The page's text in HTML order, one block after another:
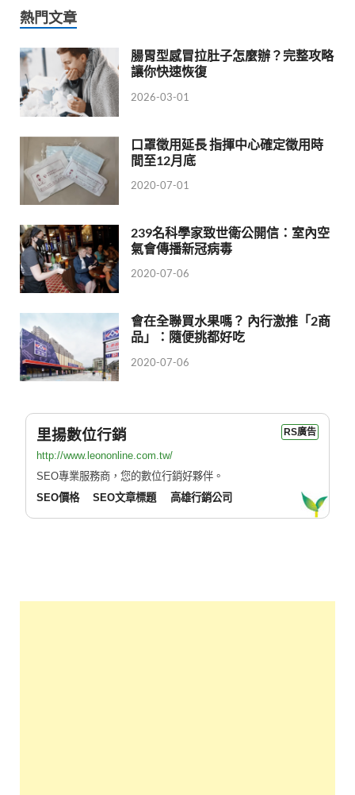
熱門文章
腸胃型感冒拉肚子怎麼辦？完整攻略
讓你快速恢復
2026-03-01
口罩徵用延長 指揮中心確定徵用時
間至12月底
2020-07-01
239名科學家致世衛公開信：室內空
氣會傳播新冠病毒
2020-07-06
會在全聯買水果嗎？ 內行激推「2商
品」：隨便挑都好吃
2020-07-06
里揚數位行銷 RS廣告
http://www.leononline.com.tw/
SEO專業服務商，您的數位行銷好夥伴。
SEO價格
SEO文章標題 高雄行銷公司